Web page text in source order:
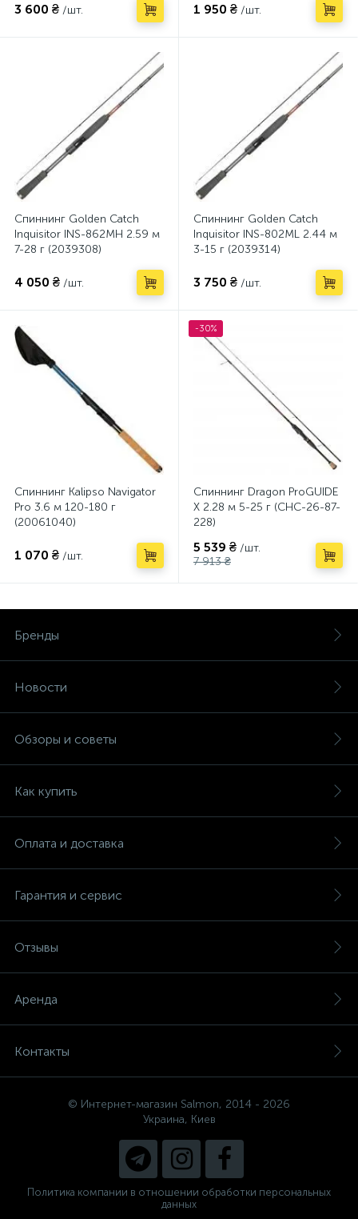
3 600 ₴ /шт. 1 950 ₴ /шт.
Спиннинг Golden Catch
Inquisitor INS-862MH 2.59 м
7-28 г (2039308)
4 050 ₴ /шт.
Спиннинг Golden Catch
Inquisitor INS-802ML 2.44 м
3-15 г (2039314)
3 750 ₴ /шт.
Спиннинг Kalipso Navigator
Pro 3.6 м 120-180 г
(20061040)
1 070 ₴ /шт.
-30%
Спиннинг Dragon ProGUIDE
X 2.28 м 5-25 г (CHC-26-87-
228)
5 539 ₴ /шт.
7 913 ₴
Бренды
Новости
Обзоры и советы
Как купить
Оплата и доставка
Гарантия и сервис
Отзывы
Аренда
Контакты
© Интернет-магазин Salmon, 2014 - 2026
Украина, Киев
Политика компании в отношении обработки персональных
данных